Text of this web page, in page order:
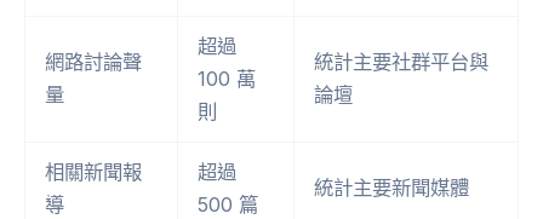
網路討論聲
量
超過
100 萬
則
統計主要社群平台與
論壇
相關新聞報
導
超過
500 篇
統計主要新聞媒體